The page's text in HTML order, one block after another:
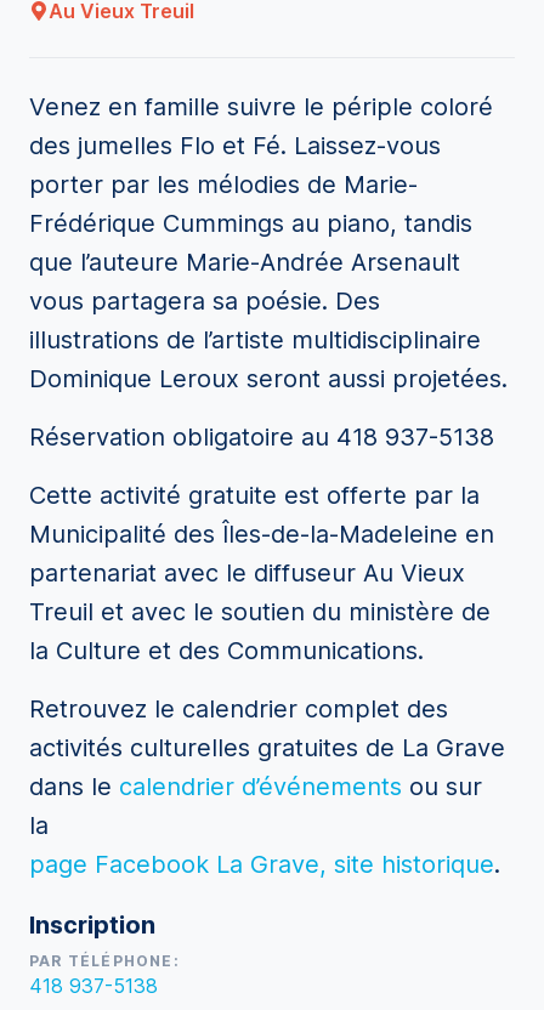
Au Vieux Treuil
Venez en famille suivre le périple coloré
des jumelles Flo et Fé. Laissez-vous
porter par les mélodies de Marie-
Frédérique Cummings au piano, tandis
que l’auteure Marie-Andrée Arsenault
vous partagera sa poésie. Des
illustrations de l’artiste multidisciplinaire
Dominique Leroux seront aussi projetées.
Réservation obligatoire au 418 937-5138
Cette activité gratuite est offerte par la
Municipalité des Îles-de-la-Madeleine en
partenariat avec le diffuseur Au Vieux
Treuil et avec le soutien du ministère de
la Culture et des Communications.
Retrouvez le calendrier complet des
activités culturelles gratuites de La Grave
dans le calendrier d’événements ou sur
la
page Facebook La Grave, site historique.
Inscription
PAR TÉLÉPHONE:
418 937-5138